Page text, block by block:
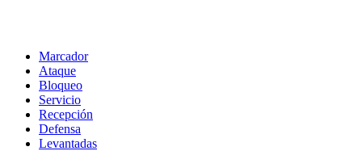
Marcador
Ataque
Bloqueo
Servicio
Recepción
Defensa
Levantadas